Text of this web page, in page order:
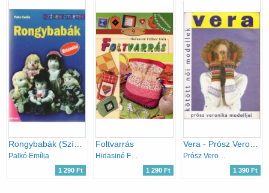
Palkó Emília
1 290 Ft
Foltvarrás
1 290 Ft
Vera - Prósz Veronika modelljei (kötött női modellek)
Prósz Veronika
1 390 Ft